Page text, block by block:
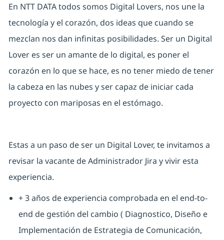
En NTT DATA todos somos Digital Lovers, nos une la
tecnología y el corazón, dos ideas que cuando se
mezclan nos dan infinitas posibilidades. Ser un Digital
Lover es ser un amante de lo digital, es poner el
corazón en lo que se hace, es no tener miedo de tener
la cabeza en las nubes y ser capaz de iniciar cada
proyecto con mariposas en el estómago.
Estas a un paso de ser un Digital Lover, te invitamos a
revisar la vacante de Administrador Jira y vivir esta
experiencia.
+ 3 años de experiencia comprobada en el end-to-
end de gestión del cambio ( Diagnostico, Diseño e
Implementación de Estrategia de Comunicación,